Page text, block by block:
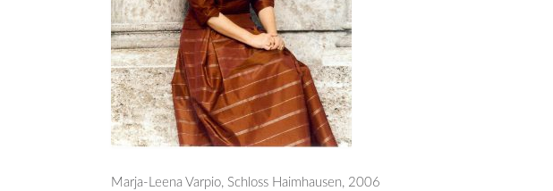
Marja-Leena Varpio, Schloss Haimhausen, 2006